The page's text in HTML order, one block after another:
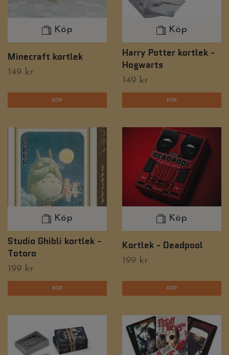
Köp
Minecraft kortlek
149 kr
Köp
Harry Potter kortlek -
Hogwarts
149 kr
Köp
Studio Ghibli kortlek -
Totoro
199 kr
Köp
Kortlek - Deadpool
199 kr